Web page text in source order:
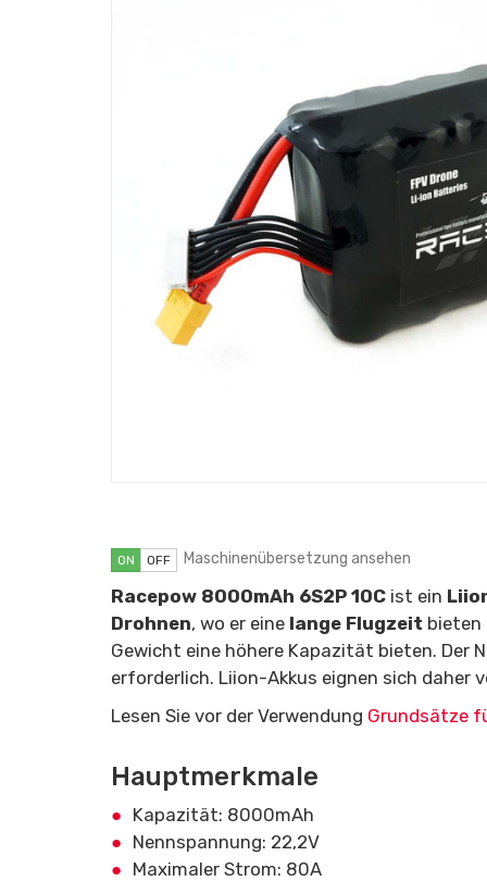
ON OFF Maschinenübersetzung ansehen
Racepow 8000mAh 6S2P 10C ist ein
Drohnen, wo er eine lange Flugzeit bieten
Gewicht eine höhere Kapazität bieten. Der
erforderlich. Liion-Akkus eignen sich daher
Lesen Sie vor der Verwendung Grundsätze
Hauptmerkmale
Kapazität: 8000mAh
Nennspannung: 22,2V
Maximaler Strom: 80A